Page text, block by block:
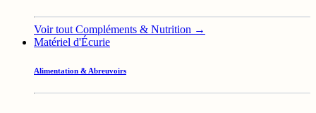
Voir tout Compléments & Nutrition →
Matériel d'Écurie
Alimentation & Abreuvoirs